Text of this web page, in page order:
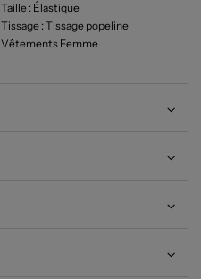
Taille : Élastique
Tissage : Tissage popeline
Vêtements Femme